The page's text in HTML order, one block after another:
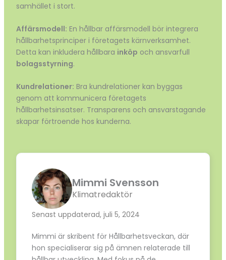
samhället i stort.
Affärsmodell: En hållbar affärsmodell bör integrera
hållbarhetsprinciper i företagets kärnverksamhet.
Detta kan inkludera hållbara inköp och ansvarfull
bolagsstyrning.
Kundrelationer: Bra kundrelationer kan byggas
genom att kommunicera företagets
hållbarhetsinsatser. Transparens och ansvarstagande
skapar förtroende hos kunderna.
Mimmi Svensson
Klimatredaktör
Senast uppdaterad, juli 5, 2024
Mimmi är skribent för Hållbarhetsveckan, där
hon specialiserar sig på ämnen relaterade till